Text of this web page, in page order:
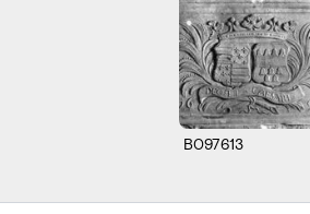
B097613